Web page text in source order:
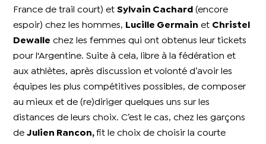
France de trail court) etSylvain Cachard (encore
espoir) chez les hommes,
Lucille Germain et Christel
Dewalle chez les femmes qui ont obtenus leur tickets
pour l'Argentine. Suite à cela, libre à la fédération et
aux athlètes, après discussion et volonté d’avoir les
équipes les plus compétitives possibles, de composer
au mieux et de (re)diriger quelques uns sur les
distances de leurs choix. C’est le cas, chez les garçons
deJulien Rancon,fit le choix de choisir la courte